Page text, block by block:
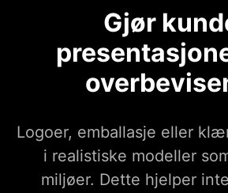
Gjør
Logoer, emballasje eller
i realistiske modeller
miljøer. Dette hjelper